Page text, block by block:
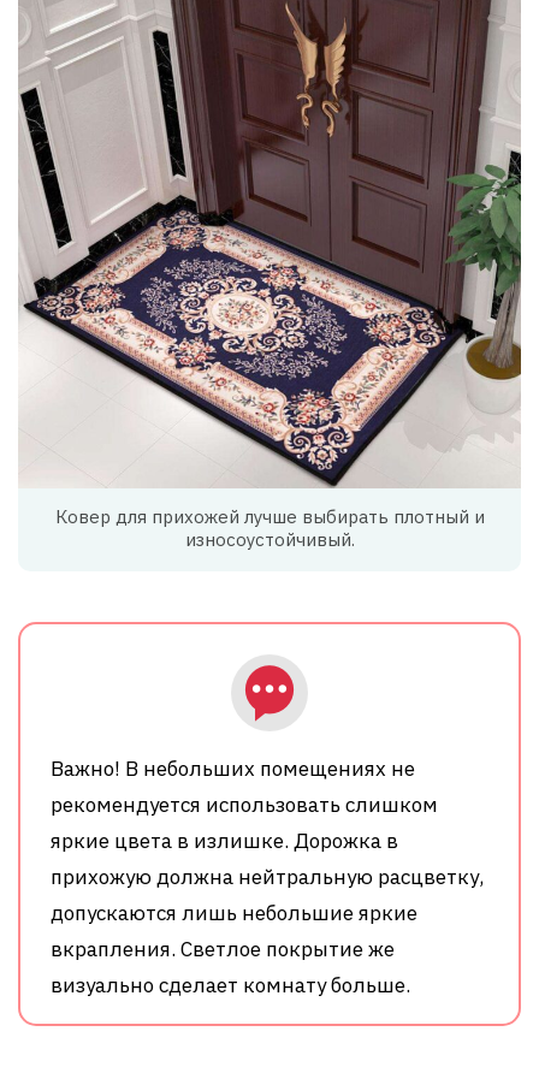
Ковер для прихожей лучше выбирать плотный и
износоустойчивый.
Важно! В небольших помещениях не
рекомендуется использовать слишком
яркие цвета в излишке. Дорожка в
прихожую должна нейтральную расцветку,
допускаются лишь небольшие яркие
вкрапления. Светлое покрытие же
визуально сделает комнату больше.